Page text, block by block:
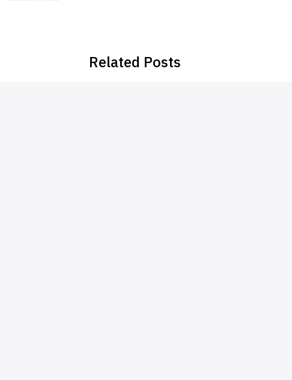
Related Posts